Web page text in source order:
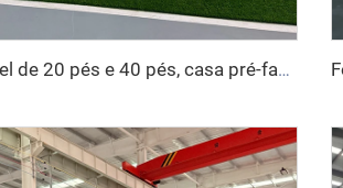
Casa dobrável de 20 pés e 40 pés, casa pré-fabricada, contêiner portátil, casa móvel expansível, casa modular pré-fabricada expansível de 3 quartos